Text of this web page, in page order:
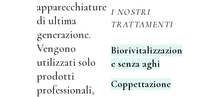
apparecchiature
di ultima
generazione.
Vengono
utilizzati solo
prodotti
professionali,
I NOSTRI
TRATTAMENTI
Biorivitalizzazion
e senza aghi
Coppettazione